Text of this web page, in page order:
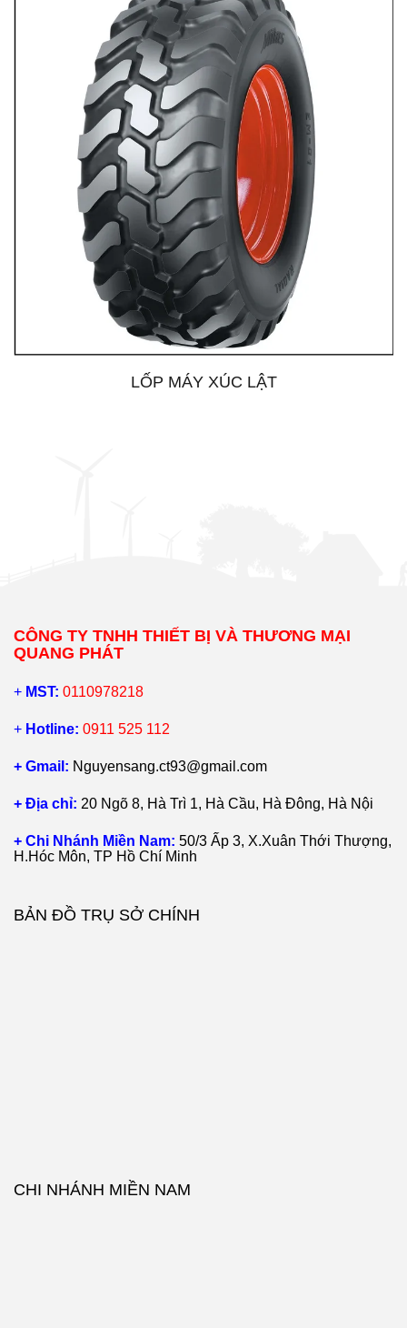
LỐP MÁY XÚC LẬT
CÔNG TY TNHH THIẾT BỊ VÀ THƯƠNG MẠI
QUANG PHÁT
+ MST: 0110978218
+ Hotline: 0911 525 112
+ Gmail: Nguyensang.ct93@gmail.com
+ Địa chỉ: 20 Ngõ 8, Hà Trì 1, Hà Cầu, Hà Đông, Hà Nội
+ Chi Nhánh Miền Nam: 50/3 Ấp 3, X.Xuân Thới Thượng,
H.Hóc Môn, TP Hồ Chí Minh
BẢN ĐỒ TRỤ SỞ CHÍNH
CHI NHÁNH MIỀN NAM